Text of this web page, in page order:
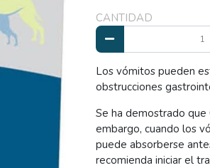
CANTIDAD
Los vómitos pueden
obstrucciones
Se ha demostrado que
embargo, cuando los
puede absorberse
recomienda iniciar el